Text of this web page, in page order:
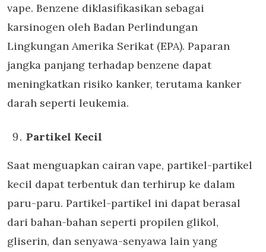
vape. Benzene diklasifikasikan sebagai
karsinogen oleh Badan Perlindungan
Lingkungan Amerika Serikat (EPA). Paparan
jangka panjang terhadap benzene dapat
meningkatkan risiko kanker, terutama kanker
darah seperti leukemia.
Partikel Kecil
Saat menguapkan cairan vape, partikel-partikel
kecil dapat terbentuk dan terhirup ke dalam
paru-paru. Partikel-partikel ini dapat berasal
dari bahan-bahan seperti propilen glikol,
gliserin, dan senyawa-senyawa lain yang